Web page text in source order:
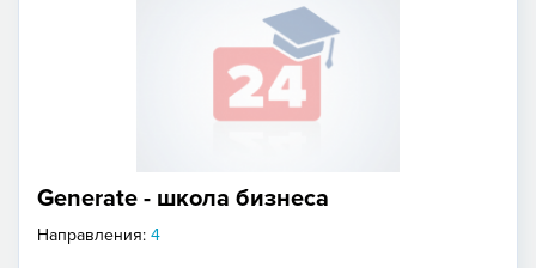
Generate - школа бизнеса
Направления: 4